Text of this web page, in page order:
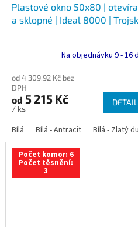
Bílá - Tmavý dub Bílá - Ořech
Plastové okno 50x80 |
a sklopné | Ideal 8000 |
Na objednávku 9 - 16
od 4 309,92 Kč bez
DPH
od 5 215 Kč
/ ks
DETAIL
Bílá Bílá - Antracit Bílá - Zlatý
Počet komor: 6
Počet těsnění:
3